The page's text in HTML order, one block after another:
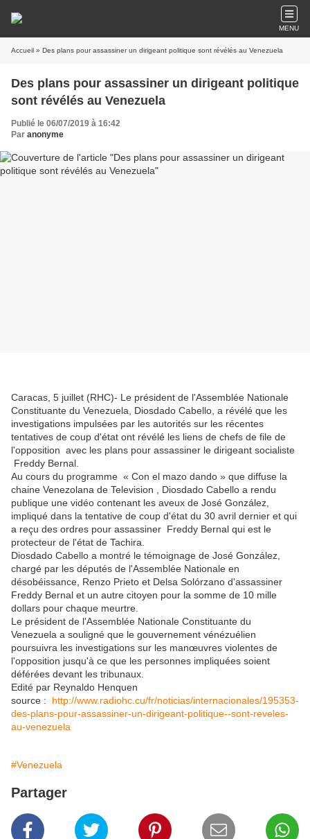
MENU
Accueil » Des plans pour assassiner un dirigeant politique sont révélés au Venezuela
Des plans pour assassiner un dirigeant politique
sont révélés au Venezuela
Publié le 06/07/2019 à 16:42
Par anonyme
Caracas, 5 juillet (RHC)- Le président de l'Assemblée Nationale
Constituante du Venezuela, Diosdado Cabello, a révélé que les
investigations impulsées par les autorités sur les récentes
tentatives de coup d'état ont révélé les liens de chefs de file de
l'opposition avec les plans pour assassiner le dirigeant socialiste
Freddy Bernal.
Au cours du programme « Con el mazo dando » que diffuse la
chaine Venezolana de Television , Diosdado Cabello a rendu
publique une vidéo contenant les aveux de José González,
impliqué dans la tentative de coup d'état du 30 avril dernier et qui
a reçu des ordres pour assassiner Freddy Bernal qui est le
protecteur de l'état de Tachira.
Diosdado Cabello a montré le témoignage de José González,
chargé par les députés de l'Assemblée Nationale en
désobéissance, Renzo Prieto et Delsa Solórzano d'assassiner
Freddy Bernal et un autre citoyen pour la somme de 10 mille
dollars pour chaque meurtre.
Le président de l'Assemblée Nationale Constituante du
Venezuela a souligné que le gouvernement vénézuélien
poursuivra les investigations sur les manœuvres violentes de
l'opposition jusqu'à ce que les personnes impliquées soient
déférées devant les tribunaux.
Edité par Reynaldo Henquen
source : http://www.radiohc.cu/fr/noticias/internacionales/195353-
des-plans-pour-assassiner-un-dirigeant-politique--sont-reveles-
au-venezuela
#Venezuela
Partager